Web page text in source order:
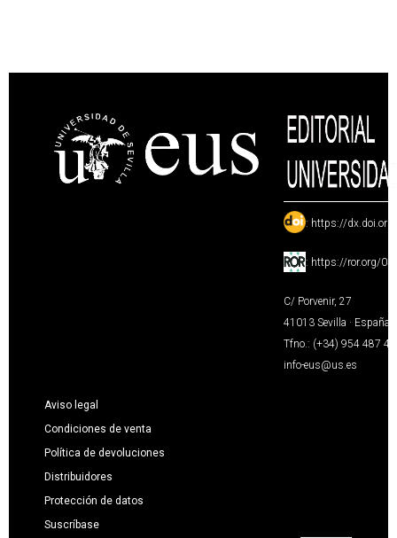
: https://
: https://ror.org/
C/ Porvenir, 27
41013 Sevilla · España
Tfno.: (+34) 954 487
info-eus@us.es
Aviso legal
Condiciones de venta
Política de devoluciones
Distribuidores
Protección de datos
Suscríbase